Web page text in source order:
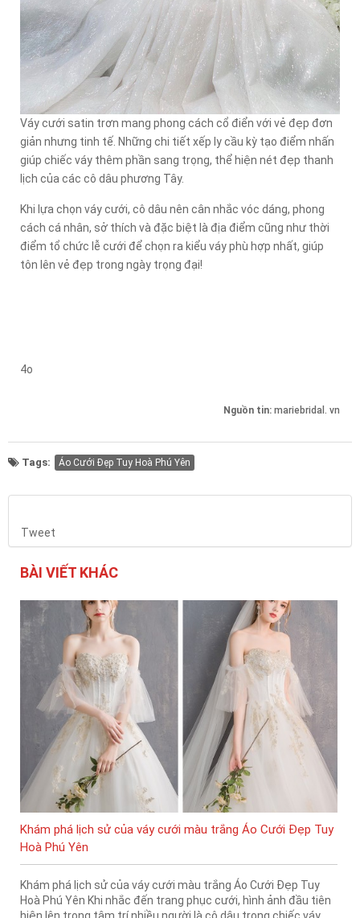
Váy cưới satin trơn mang phong cách cổ điển với vẻ đẹp đơn
giản nhưng tinh tế. Những chi tiết xếp ly cầu kỳ tạo điểm nhấn
giúp chiếc váy thêm phần sang trọng, thể hiện nét đẹp thanh
lịch của các cô dâu phương Tây.
Khi lựa chọn váy cưới, cô dâu nên cân nhắc vóc dáng, phong
cách cá nhân, sở thích và đặc biệt là địa điểm cũng như thời
điểm tổ chức lễ cưới để chọn ra kiểu váy phù hợp nhất, giúp
tôn lên vẻ đẹp trong ngày trọng đại!
4o
Nguồn tin: mariebridal. vn
Tags: Áo Cưới Đẹp Tuy Hoà Phú Yên
Tweet
BÀI VIẾT KHÁC
Khám phá lịch sử của váy cưới màu trắng Áo Cưới Đẹp Tuy
Hoà Phú Yên
Khám phá lịch sử của váy cưới màu trắng Áo Cưới Đẹp Tuy
Hoà Phú Yên Khi nhắc đến trang phục cưới, hình ảnh đầu tiên
hiện lên trong tâm trí nhiều người là cô dâu trong chiếc váy